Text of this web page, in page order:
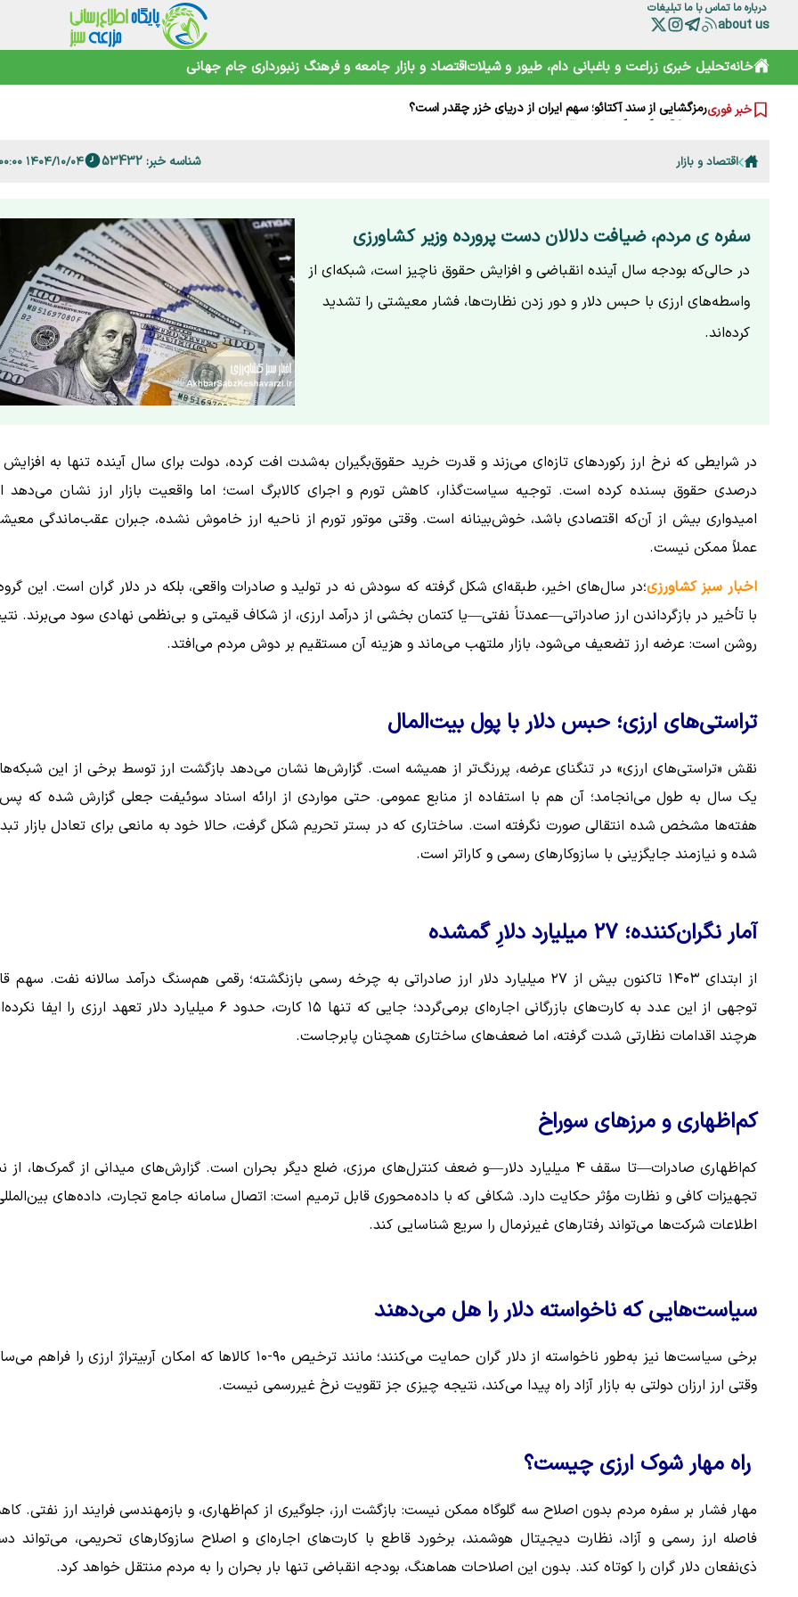
درباره ما تماس با ما تبلیغات
about us
خانهتحلیل خبری زراعت و باغبانی دام، طیور و شیلاتاقتصاد و بازار جامعه و فرهنگ زنبورداری جام جهانی
خبر فوری
گرانی‌های فعلی نتیجه جنگ است یا بی‌تدبیری؟ پاسخ صریح لاهوتی
خامیز؛ کارپاچیوی ۱۵۰۰ ساله ساسانی که شما را غافلگیر می‌کند!
سقوط آزاد گردشگری ایران؛ قربانی رانت دولتی و تحریم
ترامپ از کدام مذاکره می‌گوید؟ روایت مبهم از پشت‌پرده خلیج فارساقتصاد و بازار شناسه خبر: 53432 ۱۴۰۴/۱۰/۰۴ ۱۳:۰۰:۰۰
سفره ی مردم، ضیافت دلالان دست پرورده وزیر کشاورزی
در حالی‌که بودجه سال آینده انقباضی و افزایش حقوق ناچیز است، شبکه‌ای از
واسطه‌های ارزی با حبس دلار و دور زدن نظارت‌ها، فشار معیشتی را تشدید
کرده‌اند.
درصدی حقوق بسنده کرده است. توجیه سیاست‌گذار، کاهش تورم و اجرای کالابرگ است؛ اما واقعیت بازار ارز نشان می‌دهد
امیدواری بیش از آن‌که اقتصادی باشد، خوش‌بینانه است. وقتی موتور تورم از ناحیه ارز خاموش نشده، جبران عقب‌ماندگی
عملاً ممکن نیست.
اخبار سبز کشاورزی؛در سال‌های اخیر، طبقه‌ای شکل گرفته که سودش نه در تولید و صادرات واقعی، بلکه در دلار گران است. این
با تأخیر در بازگرداندن ارز صادراتی—عمدتاً نفتی—یا کتمان بخشی از درآمد ارزی، از شکاف قیمتی و بی‌نظمی نهادی سود می‌برند.
روشن است: عرضه ارز تضعیف می‌شود، بازار ملتهب می‌ماند و هزینه آن مستقیم بر دوش مردم می‌افتد.
تراستی‌های ارزی؛ حبس دلار با پول بیت‌المال
نقش «تراستی‌های ارزی» در تنگنای عرضه، پررنگ‌تر از همیشه است. گزارش‌ها نشان می‌دهد بازگشت ارز توسط برخی از این
یک سال به طول می‌انجامد؛ آن هم با استفاده از منابع عمومی. حتی مواردی از ارائه اسناد سوئیفت جعلی گزارش شده که پس
هفته‌ها مشخص شده انتقالی صورت نگرفته است. ساختاری که در بستر تحریم شکل گرفت، حالا خود به مانعی برای تعادل بازار
شده و نیازمند جایگزینی با سازوکارهای رسمی و کاراتر است.
آمار نگران‌کننده؛ ۲۷ میلیارد دلارِ گمشده
از ابتدای ۱۴۰۳ تاکنون بیش از ۲۷ میلیارد دلار ارز صادراتی به چرخه رسمی بازنگشته؛ رقمی هم‌سنگ درآمد سالانه نفت. سهم
توجهی از این عدد به کارت‌های بازرگانی اجاره‌ای برمی‌گردد؛ جایی که تنها ۱۵ کارت، حدود ۶ میلیارد دلار تعهد ارزی را
هرچند اقدامات نظارتی شدت گرفته، اما ضعف‌های ساختاری همچنان پابرجاست.
کم‌اظهاری و مرزهای سوراخ
کم‌اظهاری صادرات—تا سقف ۴ میلیارد دلار—و ضعف کنترل‌های مرزی، ضلع دیگر بحران است. گزارش‌های میدانی از گمرک‌ها، از
تجهیزات کافی و نظارت مؤثر حکایت دارد. شکافی که با داده‌محوری قابل ترمیم است: اتصال سامانه جامع تجارت، داده‌های
اطلاعات شرکت‌ها می‌تواند رفتارهای غیرنرمال را سریع شناسایی کند.
سیاست‌هایی که ناخواسته دلار را هل می‌دهند
برخی سیاست‌ها نیز به‌طور ناخواسته از دلار گران حمایت می‌کنند؛ مانند ترخیص ۹۰-۱۰ کالاها که امکان آربیتراژ ارزی را
وقتی ارز ارزان دولتی به بازار آزاد راه پیدا می‌کند، نتیجه چیزی جز تقویت نرخ غیررسمی نیست.
راه مهار شوک ارزی چیست؟
مهار فشار بر سفره مردم بدون اصلاح سه گلوگاه ممکن نیست: بازگشت ارز، جلوگیری از کم‌اظهاری، و بازمهندسی فرایند ارز نفتی.
فاصله ارز رسمی و آزاد، نظارت دیجیتال هوشمند، برخورد قاطع با کارت‌های اجاره‌ای و اصلاح سازوکارهای تحریمی، می‌تواند
ذی‌نفعان دلار گران را کوتاه کند. بدون این اصلاحات هماهنگ، بودجه انقباضی تنها بار بحران را به مردم منتقل خواهد کرد.